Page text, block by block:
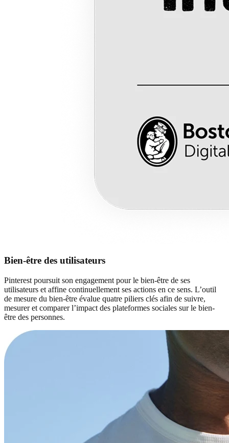
Bien-être des utilisateurs
Pinterest poursuit son engagement pour le bien-être de ses
utilisateurs et affine continuellement ses actions en ce sens. L’outil
de mesure du bien-être évalue quatre piliers clés afin de suivre,
mesurer et comparer l’impact des plateformes sociales sur le bien-
être des personnes.